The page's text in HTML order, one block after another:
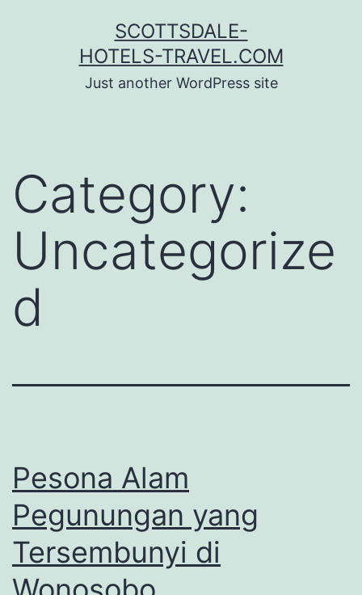
SCOTTSDALE-
HOTELS-TRAVEL.COM
Just another WordPress site
Category:
Uncategorize
d
Pesona Alam
Pegunungan yang
Tersembunyi di